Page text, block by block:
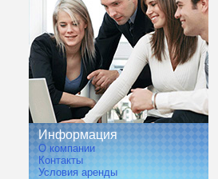
Информация
О компании
Контакты
Условия аренды